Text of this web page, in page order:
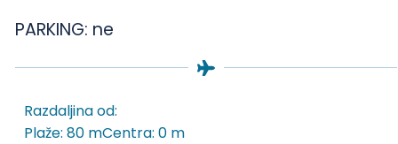
PARKING: ne
Razdaljina od:
Plaže: 80 mCentra: 0 m